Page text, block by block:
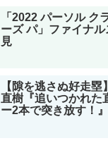
「2022 パーソル ク
ーズ パ」ファイナ
見
【隙を逃さぬ好走
直樹『追いつかれた
ー2本で突き放す！』